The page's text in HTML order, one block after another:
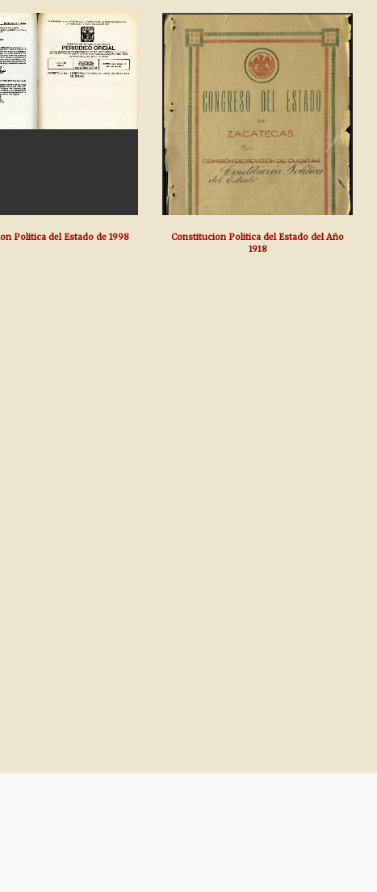
Politica del Estado de 1998
Constitucion Politica del Estado del Año
1918